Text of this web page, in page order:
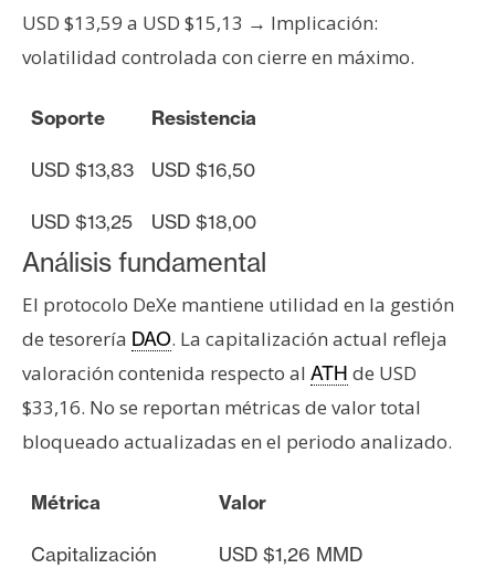
n
t
o
y
P
u
b
l
c
i
d
a
USD $13,59 a USD $15,13 → Implicación:
volatilidad controlada con cierre en máximo.
Soporte Resistencia
USD $13,83 USD $16,50
USD $13,25 USD $18,00
Análisis fundamental
El protocolo DeXe mantiene utilidad en la gestión
de tesorería DAO. La capitalización actual refleja
valoración contenida respecto al ATH de USD
$33,16. No se reportan métricas de valor total
bloqueado actualizadas en el periodo analizado.
Métrica Valor
Capitalización USD $1,26 MMD